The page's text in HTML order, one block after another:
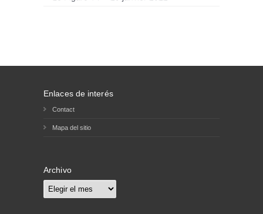
Enlaces de interés
Contact
Mapa del sitio
Archivo
Archivo